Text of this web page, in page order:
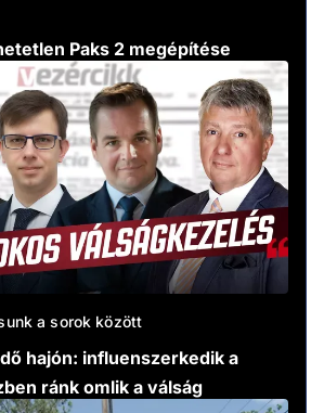
Paks 2 megépítése
a sorok között
hajón: influenszerkedik a
ránk omlik a válság